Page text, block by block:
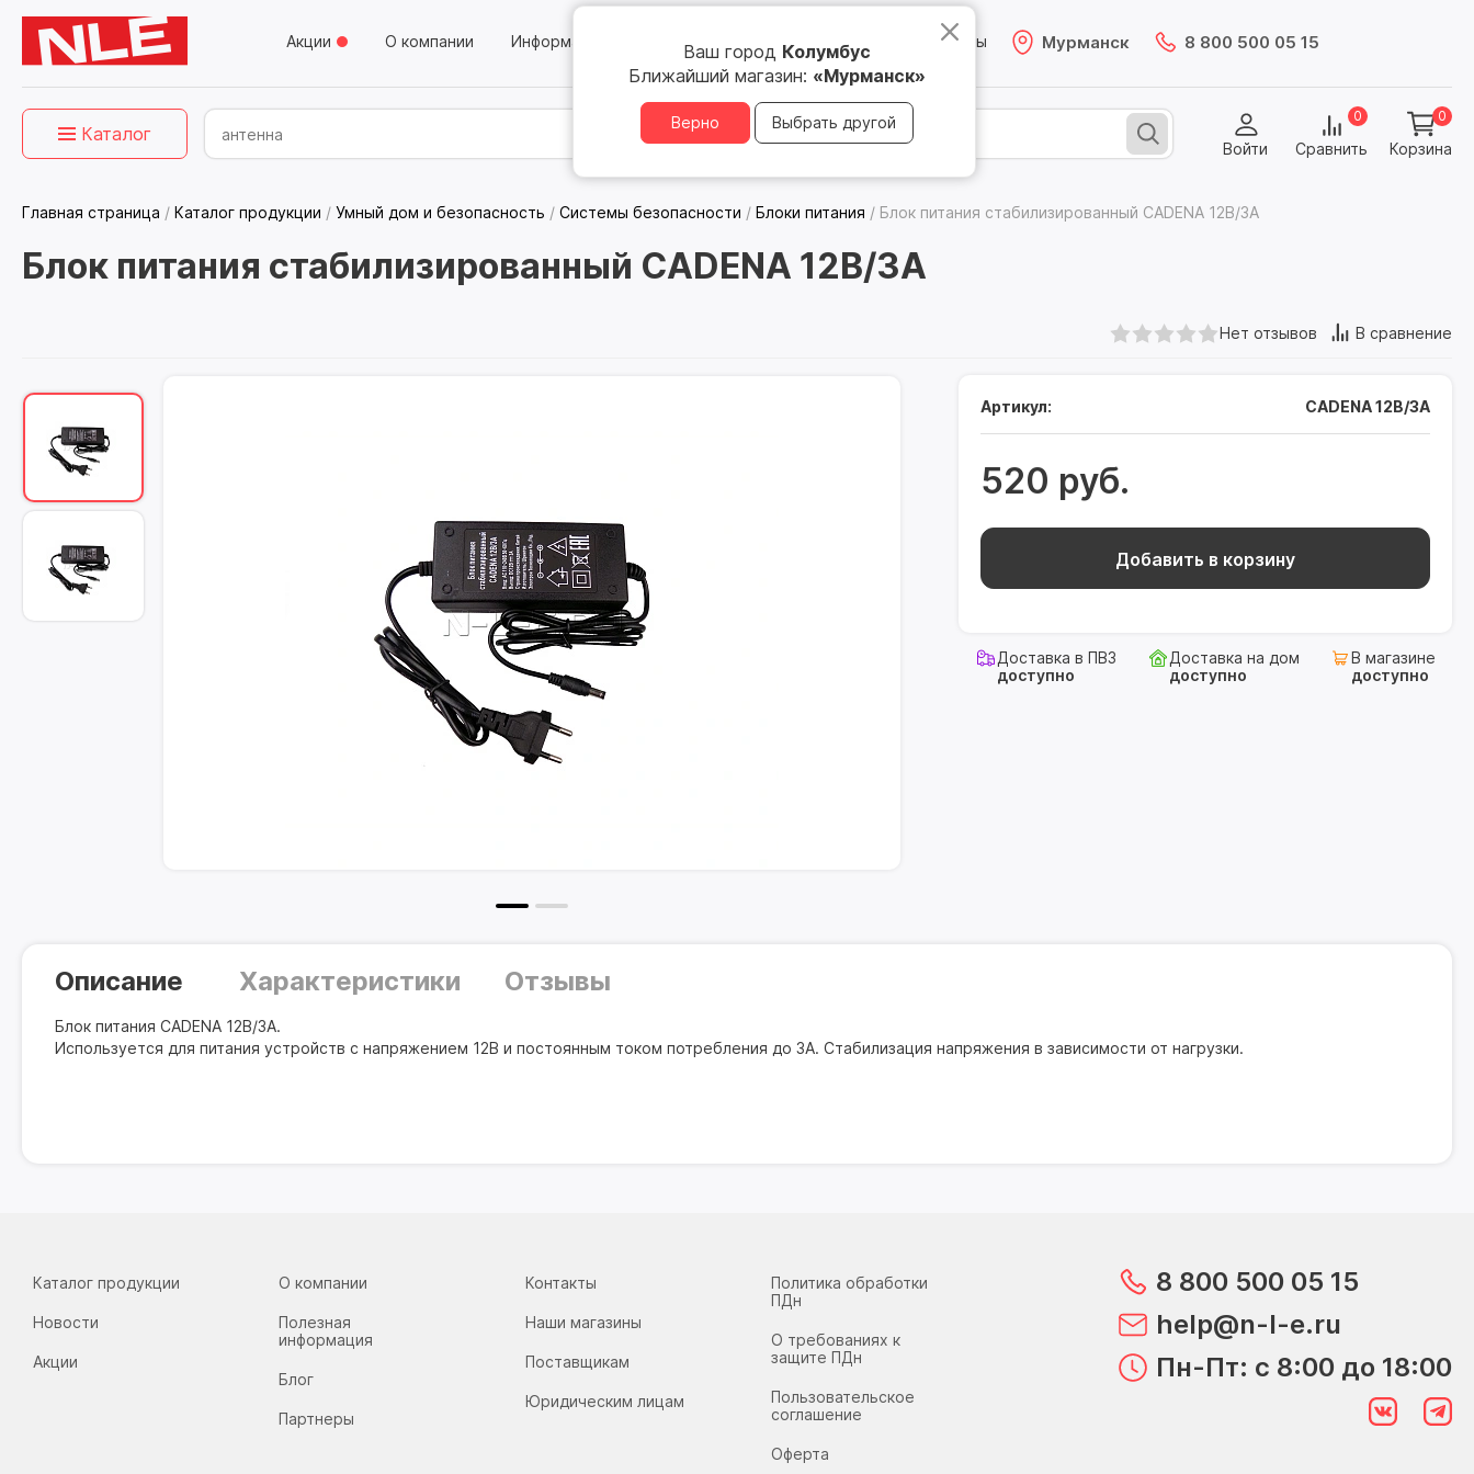
Акции О компании Информация Юридическим лицам Магазины Мурманск
Ваш город Колумбус
Ближайший магазин: «Мурманск»
Верно Выбрать другой
8 800 500 05 15
Каталог
Войти Сравнить
0
Корзина
0
Главная страница / Каталог продукции / Умный дом и безопасность / Системы безопасности / Блоки питания / Блок питания стабилизированный CADENA 12В/3А
Блок питания стабилизированный CADENA 12В/3А
Нет отзывов В сравнение
Артикул: CADENA 12В/3А
520 руб.
Добавить в корзину
Доставка в ПВЗ
доступно
Доставка на дом
доступно
В магазине
доступно
Описание
Блок питания CADENA 12В/3А.
Используется для питания устройств с напряжением 12В и постоянным током потребления до 3А. Стабилизация напряжения в зависимости от нагрузки.
Характеристики Отзывы
Каталог продукции
Новости
Акции
О компании
Полезная
информация
Блог
Партнеры
Контакты
Наши магазины
Поставщикам
Юридическим лицам
Политика обработки
ПДн
О требованиях к
защите ПДн
Пользовательское
соглашение
Оферта
8 800 500 05 15
help@n-l-e.ru
Пн-Пт: с 8:00 до 18:00